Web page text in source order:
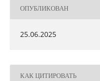
ОПУБЛИКОВАН
25.06.2025
КАК ЦИТИРОВАТЬ